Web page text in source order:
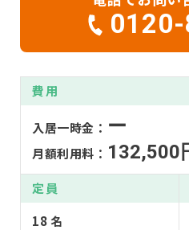
費用
入居一時金： ー
月額利用料： 132,500
定員
18 名